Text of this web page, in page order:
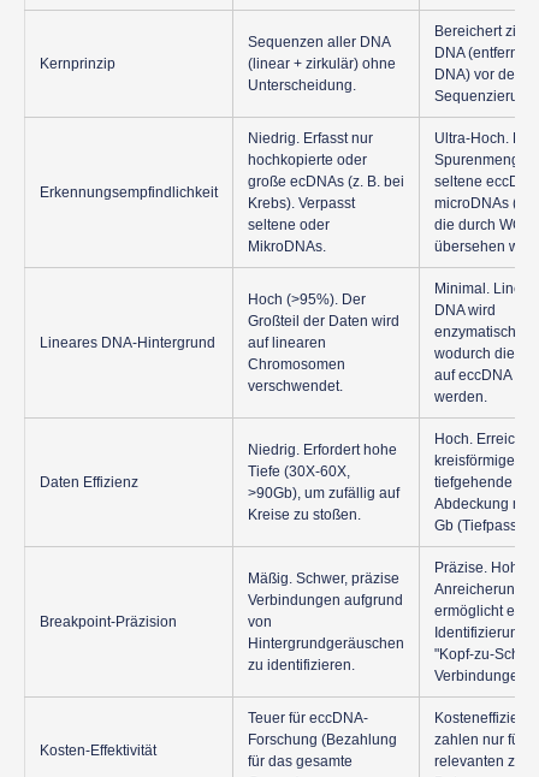
Kernprinzip
Sequenzen aller DNA
(linear + zirkulär) ohne
Unterscheidung.
Bereichert
DNA (entfernt
DNA) vor der
Sequenzierung.
Erkennungsempfindlichkeit
Niedrig. Erfasst nur
hochkopierte oder
große ecDNAs (z. B. bei
Krebs). Verpasst
seltene oder
MikroDNAs.
Ultra-Hoch.
Spurenmengen,
seltene
microDNAs
die durch WGS
übersehen
Lineares DNA-Hintergrund
Hoch (>95%). Der
Großteil der Daten wird
auf linearen
Chromosomen
verschwendet.
Minimal.
DNA wird
enzymatisch
wodurch die
auf eccDNA
werden.
Daten Effizienz
Niedrig. Erfordert hohe
Tiefe (30X-60X,
>90Gb), um zufällig auf
Kreise zu stoßen.
Hoch. Erreicht
kreisförmige
tiefgehende
Abdeckung mit
Gb (Tiefpass)-
Breakpoint-Präzision
Mäßig. Schwer, präzise
Verbindungen aufgrund
von
Hintergrundgeräuschen
zu identifizieren.
Präzise. Hohe
Anreicherung
ermöglicht eine
Identifizierung
"Kopf-zu-
Verbindungen.
Kosten-Effektivität
Teuer für eccDNA-
Forschung (Bezahlung
für das gesamte
Kosteneffizient.
zahlen nur für
relevanten